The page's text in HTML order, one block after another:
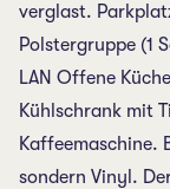
verglast.
Polstergruppe (1
LAN Offene
Kühlschrank mit
Kaffeemaschine.
sondern Vinyl.